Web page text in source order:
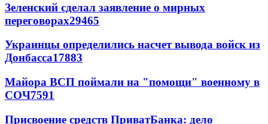
Зеленский сделал заявление о мирных
переговорах29465
Украинцы определились насчет вывода войск из
Донбасса17883
Майора ВСП поймали на "помощи" военному в
СОЧ7591
Присвоение средств ПриватБанка: дело